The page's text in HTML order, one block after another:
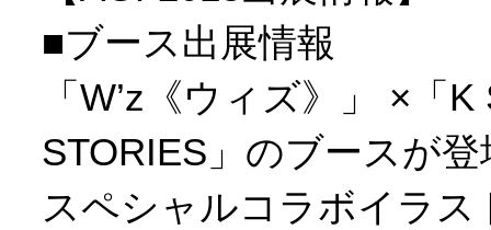
■ブース出展情報
「W’z《ウィズ》」 ×「
STORIES」のブースが登
スペシャルコラボイラ